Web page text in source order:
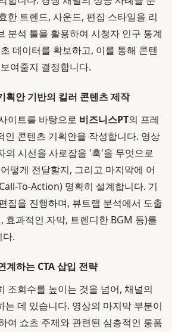
한 트렌드, 사운드, 편집 스타일을 리
분석 툴을 활용하여 시청자 인구 통계
데이터를 확보하고, 이를 통해 콘텐
여줄지 결정합니다.
획안 기반의 킬러 콘텐츠 제작
이트를 바탕으로 비즈니스PT의 프레
인 콘텐츠 기획안을 작성합니다. 영상
의 시선을 사로잡을 '훅'을 무엇으로
떻게 전달할지, 그리고 마지막에 어
To-Action) 명확히 설계합니다. 기
집을 진행하며, 뷰트랩 분석에서 도출
효과적인 자막, 트렌디한 BGM 등)를
다.
계하는 CTA 삽입 전략
조회수를 높이는 것을 넘어, 채널의
는 데 있습니다. 영상의 마지막 부분이
여 쇼츠 주제와 관련된 심층적인 롱폼